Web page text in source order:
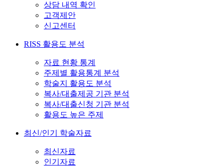
상담 내역 확인
고객제안
신고센터
RISS 활용도 분석
자료 현황 통계
주제별 활용통계 분석
학술지 활용도 분석
복사/대출제공 기관 분석
복사/대출신청 기관 분석
활용도 높은 주제
최신/인기 학술자료
최신자료
인기자료